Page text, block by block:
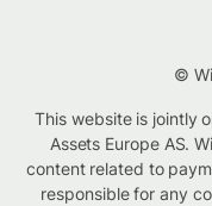
©
This website is jointly
Assets Europe AS.
content related to
responsible for any